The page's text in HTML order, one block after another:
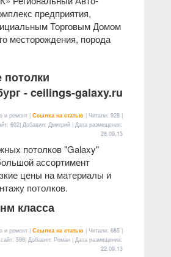
предприятия,
Торговым Домом
месторождения, порода
- ceilings-galaxy.ru
и ремонт | Ссылка на статью | Читали: 928 |
602| Добавил: Дмитрий | Дата размещения:
28.09.13
потолков "Galaxy"
ассортимент
цены на материалы и
потолков.
класса
и ремонт | Ссылка на статью | Читали: 685 |
598| Добавил: Роман | Дата размещения:
22.09.13